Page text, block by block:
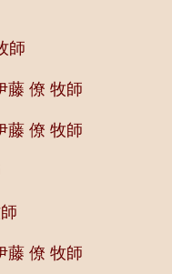
師
藤 僚 牧師
藤 僚 牧師
藤 僚 牧師